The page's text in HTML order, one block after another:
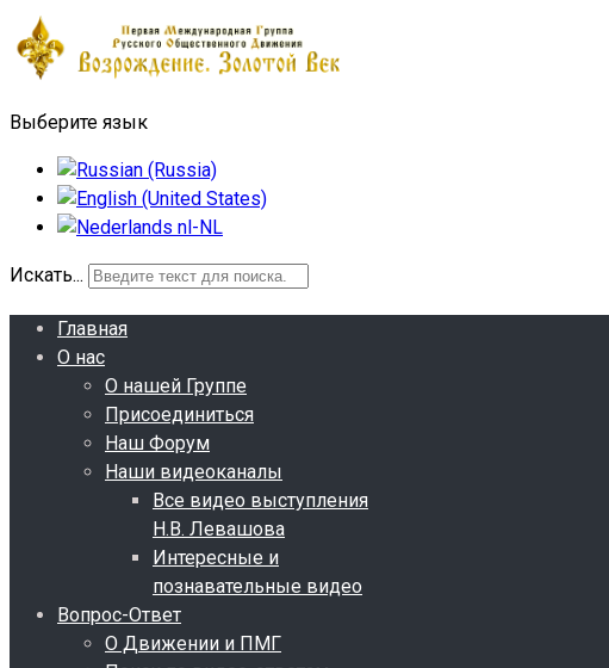
Выберите язык
Искать...
Главная
О нас
О нашей Группе
Присоединиться
Наш Форум
Наши видеоканалы
Все видео выступления
Н.В. Левашова
Интересные и
познавательные видео
Вопрос-Ответ
О Движении и ПМГ